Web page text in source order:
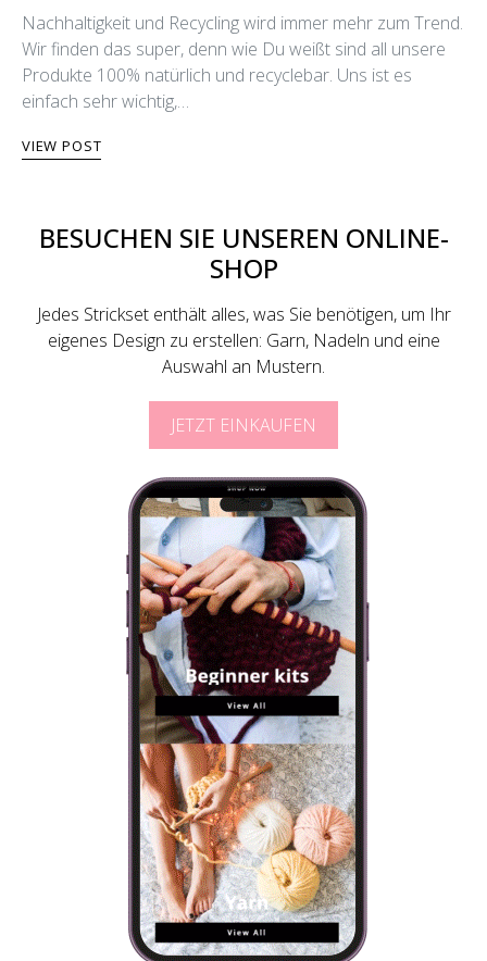
Nachhaltigkeit und Recycling wird immer mehr zum Trend.
Wir finden das super, denn wie Du weißt sind all unsere
Produkte 100% natürlich und recyclebar. Uns ist es
einfach sehr wichtig,…
VIEW POST
BESUCHEN SIE UNSEREN ONLINE-
SHOP
Jedes Strickset enthält alles, was Sie benötigen, um Ihr
eigenes Design zu erstellen: Garn, Nadeln und eine
Auswahl an Mustern.
JETZT EINKAUFEN